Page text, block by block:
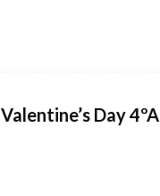
Valentine’s Day 4ºA